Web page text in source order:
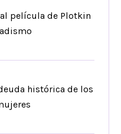
película de Plotkin
histórica de los